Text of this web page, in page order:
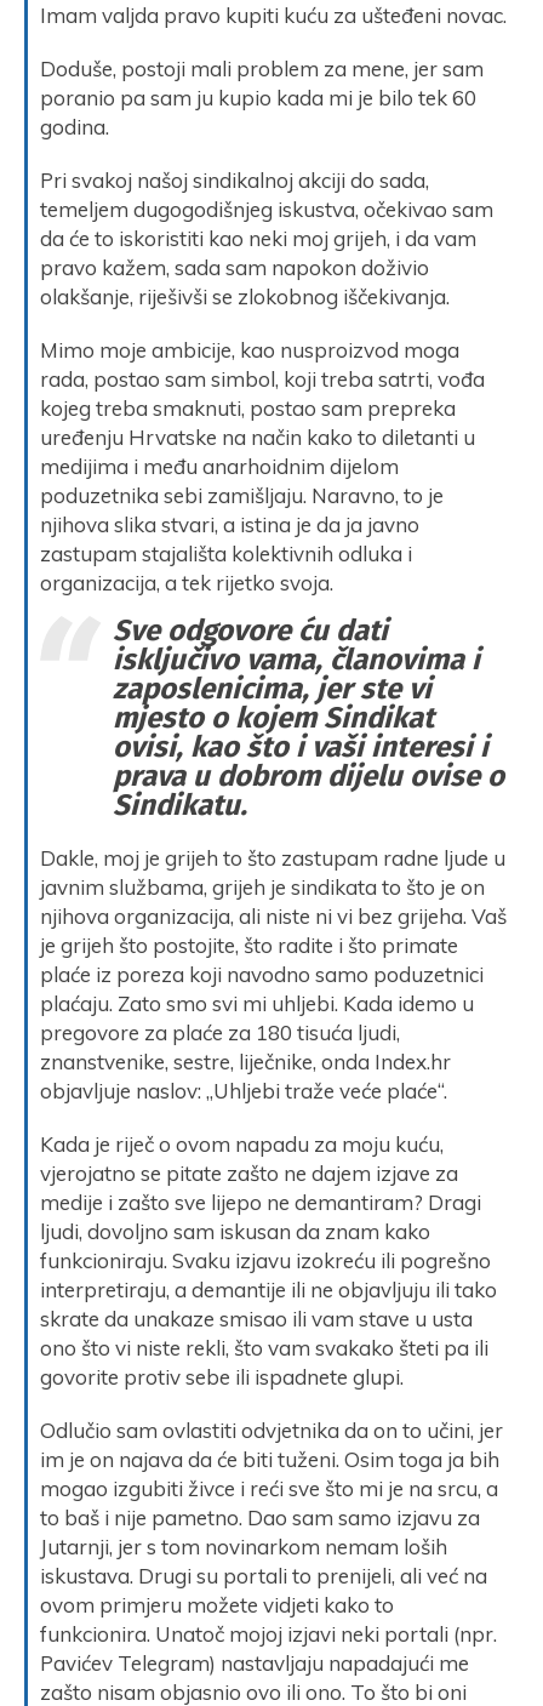
Imam valjda pravo kupiti kuću za ušteđeni novac.
Doduše, postoji mali problem za mene, jer sam
poranio pa sam ju kupio kada mi je bilo tek 60
godina.
Pri svakoj našoj sindikalnoj akciji do sada,
temeljem dugogodišnjeg iskustva, očekivao sam
da će to iskoristiti kao neki moj grijeh, i da vam
pravo kažem, sada sam napokon doživio
olakšanje, riješivši se zlokobnog iščekivanja.
Mimo moje ambicije, kao nusproizvod moga
rada, postao sam simbol, koji treba satrti, vođa
kojeg treba smaknuti, postao sam prepreka
uređenju Hrvatske na način kako to diletanti u
medijima i među anarhoidnim dijelom
poduzetnika sebi zamišljaju. Naravno, to je
njihova slika stvari, a istina je da ja javno
zastupam stajališta kolektivnih odluka i
organizacija, a tek rijetko svoja.
Sve odgovore ću dati
isključivo vama, članovima i
zaposlenicima, jer ste vi
mjesto o kojem Sindikat
ovisi, kao što i vaši interesi i
prava u dobrom dijelu ovise o
Sindikatu.
Dakle, moj je grijeh to što zastupam radne ljude u
javnim službama, grijeh je sindikata to što je on
njihova organizacija, ali niste ni vi bez grijeha. Vaš
je grijeh što postojite, što radite i što primate
plaće iz poreza koji navodno samo poduzetnici
plaćaju. Zato smo svi mi uhljebi. Kada idemo u
pregovore za plaće za 180 tisuća ljudi,
znanstvenike, sestre, liječnike, onda Index.hr
objavljuje naslov: „Uhljebi traže veće plaće“.
Kada je riječ o ovom napadu za moju kuću,
vjerojatno se pitate zašto ne dajem izjave za
medije i zašto sve lijepo ne demantiram? Dragi
ljudi, dovoljno sam iskusan da znam kako
funkcioniraju. Svaku izjavu izokreću ili pogrešno
interpretiraju, a demantije ili ne objavljuju ili tako
skrate da unakaze smisao ili vam stave u usta
ono što vi niste rekli, što vam svakako šteti pa ili
govorite protiv sebe ili ispadnete glupi.
Odlučio sam ovlastiti odvjetnika da on to učini, jer
im je on najava da će biti tuženi. Osim toga ja bih
mogao izgubiti živce i reći sve što mi je na srcu, a
to baš i nije pametno. Dao sam samo izjavu za
Jutarnji, jer s tom novinarkom nemam loših
iskustava. Drugi su portali to prenijeli, ali već na
ovom primjeru možete vidjeti kako to
funkcionira. Unatoč mojoj izjavi neki portali (npr.
Pavićev Telegram) nastavljaju napadajući me
zašto nisam objasnio ovo ili ono. To što bi oni